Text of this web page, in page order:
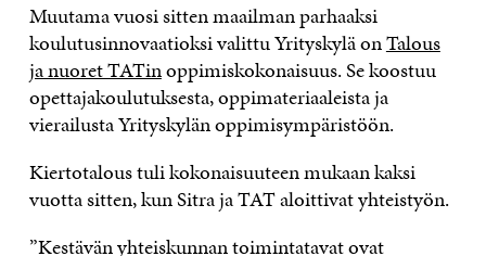
Muutama vuosi sitten maailman parhaaksi
koulutusinnovaatioksi valittu Yrityskylä onTalous
ja nuoret TATinoppimiskokonaisuus. Se koostuu
opettajakoulutuksesta, oppimateriaaleista ja
vierailusta Yrityskylän oppimisympäristöön.
Kiertotalous tuli kokonaisuuteen mukaan kaksi
vuotta sitten, kun Sitra ja TAT aloittivat yhteistyön.
”Kestävän yhteiskunnan toimintatavat ovat